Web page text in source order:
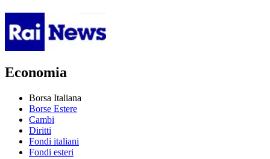
Economia
Borsa Italiana
Borse Estere
Cambi
Diritti
Fondi italiani
Fondi esteri